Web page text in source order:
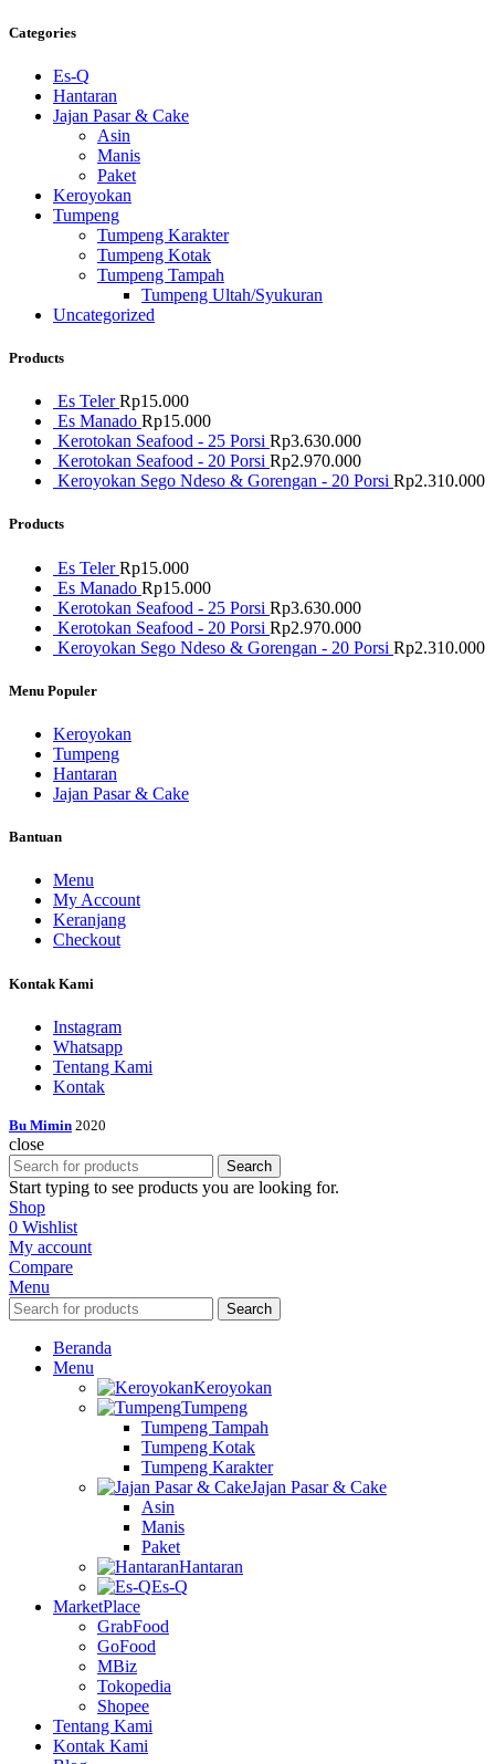
Categories
Es-Q
Hantaran
Jajan Pasar & Cake
Asin
Manis
Paket
Keroyokan
Tumpeng
Tumpeng Karakter
Tumpeng Kotak
Tumpeng Tampah
Tumpeng Ultah/Syukuran
Uncategorized
Products
Es TelerRp15.000
Es Manado Rp15.000
Kerotokan Seafood - 25 Porsi Rp3.630.000
Kerotokan Seafood - 20 Porsi Rp2.970.000
Keroyokan Sego Ndeso & Gorengan - 20 Porsi Rp2.310.000
Products
Es TelerRp15.000
Es Manado Rp15.000
Kerotokan Seafood - 25 Porsi Rp3.630.000
Kerotokan Seafood - 20 Porsi Rp2.970.000
Keroyokan Sego Ndeso & Gorengan - 20 Porsi Rp2.310.000
Menu Populer
Keroyokan
Tumpeng
Hantaran
Jajan Pasar & Cake
Bantuan
Menu
My Account
Keranjang
Checkout
Kontak Kami
Instagram
Whatsapp
Tentang Kami
Kontak
Bu Mimin 2020
close
Search
Start typing to see products you are looking for.
Shop
0 Wishlist
My account
Compare
Menu
Search
Beranda
Menu
Keroyokan
Tumpeng
Tumpeng Tampah
Tumpeng Kotak
Tumpeng Karakter
Jajan Pasar & Cake
Asin
Manis
Paket
Hantaran
Es-Q
MarketPlace
GrabFood
GoFood
MBiz
Tokopedia
Shopee
Tentang Kami
Kontak Kami